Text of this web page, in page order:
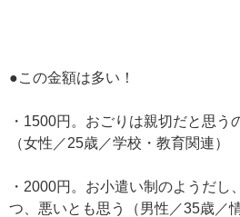
●この金額は多い！
・1500円。おごりは親切だと思う
（女性／25歳／学校・教育関連）
・2000円。お小遣い制のようだし
つ、悪いとも思う（男性／35歳／